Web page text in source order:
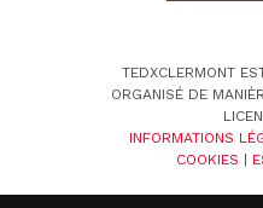
TEDXCLERMONT
ORGANISÉ DE
INFORMATIONS
COOKIES